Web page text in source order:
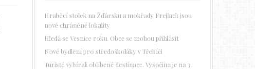
Hraběcí stolek na Žďársku a mokřady Frejlach jsou
nově chráněné lokality
Hledá se Vesnice roku. Obce se mohou přihlásit
Nové bydlení pro středoškoláky v Třebíči
Turisté vybírali oblíbené destinace. Vysočina je na 3.